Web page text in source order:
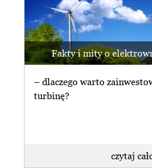
Fakty i mity o
– dlaczego warto
turbinę?
czytaj